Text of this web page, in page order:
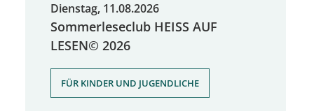
Dienstag, 11.08.2026
Sommerleseclub HEISS AUF
LESEN© 2026
FÜR KINDER UND JUGENDLICHE